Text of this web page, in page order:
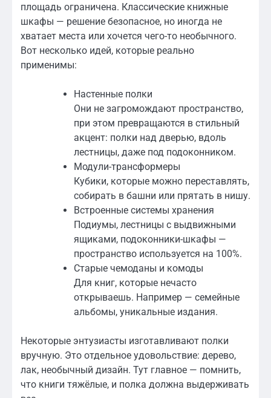
площадь ограничена. Классические книжные
шкафы — решение безопасное, но иногда не
хватает места или хочется чего-то необычного.
Вот несколько идей, которые реально
применимы:
Настенные полки
Они не загромождают пространство,
при этом превращаются в стильный
акцент: полки над дверью, вдоль
лестницы, даже под подоконником.
Модули-трансформеры
Кубики, которые можно переставлять,
собирать в башни или прятать в нишу.
Встроенные системы хранения
Подиумы, лестницы с выдвижными
ящиками, подоконники-шкафы —
пространство используется на 100%.
Старые чемоданы и комоды
Для книг, которые нечасто
открываешь. Например — семейные
альбомы, уникальные издания.
Некоторые энтузиасты изготавливают полки
вручную. Это отдельное удовольствие: дерево,
лак, необычный дизайн. Тут главное — помнить,
что книги тяжёлые, и полка должна выдерживать